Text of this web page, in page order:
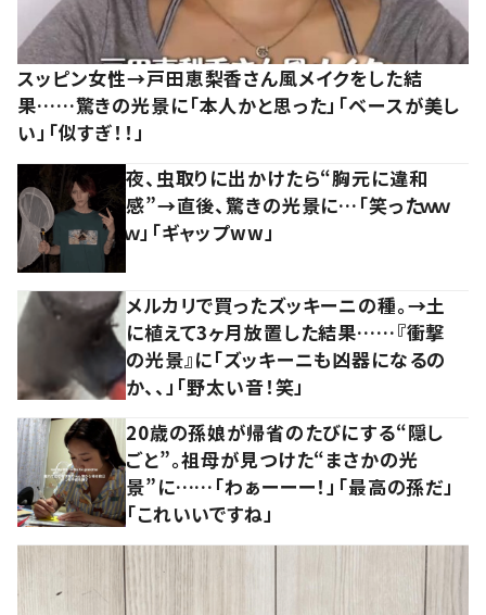
スッピン女性→戸田恵梨香さん風メイクをした結
果……驚きの光景に「本人かと思った」「ベースが美し
い」「似すぎ！！」
夜、虫取りに出かけたら“胸元に違和
感”→直後、驚きの光景に…「笑ったｗｗ
ｗ」「ギャップww」
メルカリで買ったズッキーニの種。→土
に植えて3ヶ月放置した結果……『衝撃
の光景』に「ズッキーニも凶器になるの
か、、」「野太い音！笑」
20歳の孫娘が帰省のたびにする“隠し
ごと”。祖母が見つけた“まさかの光
景”に……「わぁーーー！」「最高の孫だ」
「これいいですね」